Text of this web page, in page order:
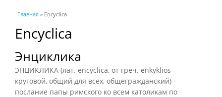
Вы здесь
Главная » Encyclica
Encyclica
Энциклика
ЭНЦИКЛИКА (лат. encyclica, от греч. enkyklios -
круговой, общий для всех, общегражданский) -
послание папы римского ко всем католикам по